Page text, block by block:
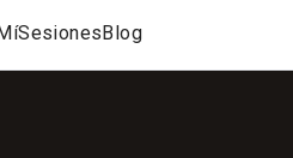
SesionesBlog